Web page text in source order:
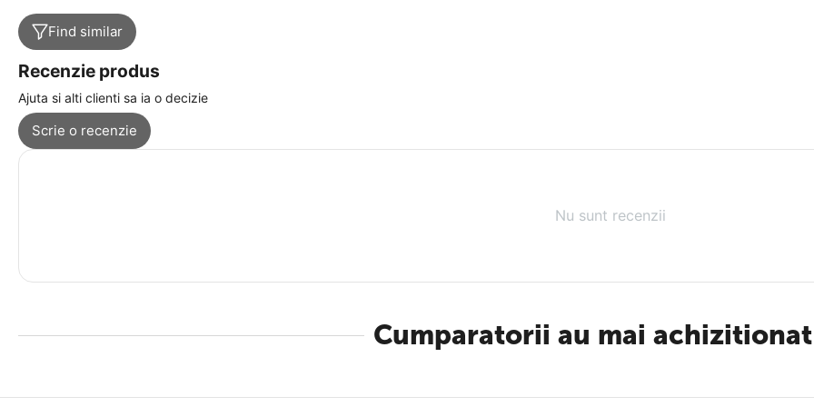
Find similar
Recenzie produs
Ajuta si alti clienti sa ia o decizie
Scrie o recenzie
Nu sunt recenzii
Cumparatorii au mai